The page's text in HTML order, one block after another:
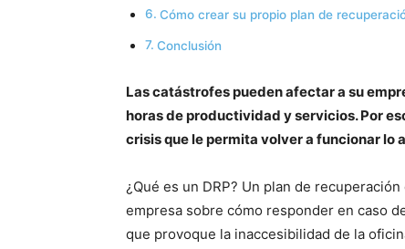
Cómo crear su propio plan de
Conclusión
Las catástrofes pueden afectar a su
horas de productividad y servicios. Por
crisis que le permita volver a funcionar lo
¿Qué es un DRP? Un plan de
empresa sobre cómo responder en caso
que provoque la inaccesibilidad de la